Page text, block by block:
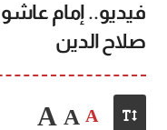
فيديو.. إمام
صلاح الدين
A
A
A